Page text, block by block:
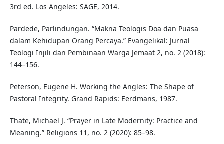
3rd ed. Los Angeles: SAGE, 2014.
Pardede, Parlindungan. “Makna Teologis Doa dan Puasa
dalam Kehidupan Orang Percaya.” Evangelikal: Jurnal
Teologi Injili dan Pembinaan Warga Jemaat 2, no. 2 (2018):
144–156.
Peterson, Eugene H. Working the Angles: The Shape of
Pastoral Integrity. Grand Rapids: Eerdmans, 1987.
Thate, Michael J. “Prayer in Late Modernity: Practice and
Meaning.” Religions 11, no. 2 (2020): 85–98.